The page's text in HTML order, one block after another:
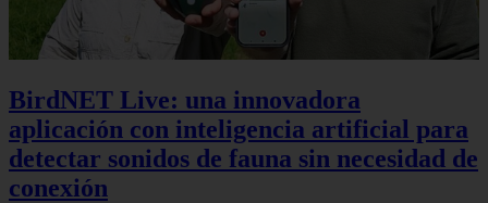
BirdNET Live: una innovadora
aplicación con inteligencia artificial para
detectar sonidos de fauna sin necesidad de
conexión